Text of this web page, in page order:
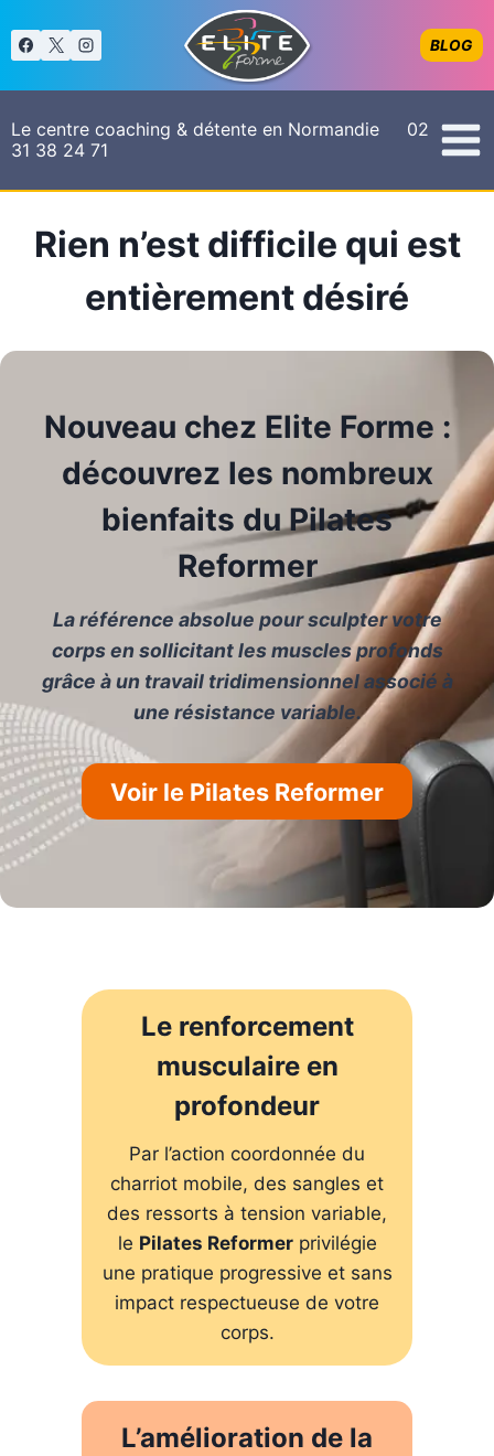
au
BLOG
Le centre coaching & détente en Normandie 02
31 38 24 71
Rien n’est difficile qui est
entièrement désiré
Nouveau chez Elite Forme :
découvrez les nombreux
bienfaits du Pilates
Reformer
La référence absolue pour sculpter votre
corps en sollicitant les muscles profonds
grâce à un travail tridimensionnel associé à
une résistance variable.
Voir le Pilates Reformer
Le renforcement
musculaire en
profondeur
Par l’action coordonnée du
charriot mobile, des sangles et
des ressorts à tension variable,
le Pilates Reformerprivilégie
une pratique progressive et sans
impact respectueuse de votre
corps.
L’amélioration de la